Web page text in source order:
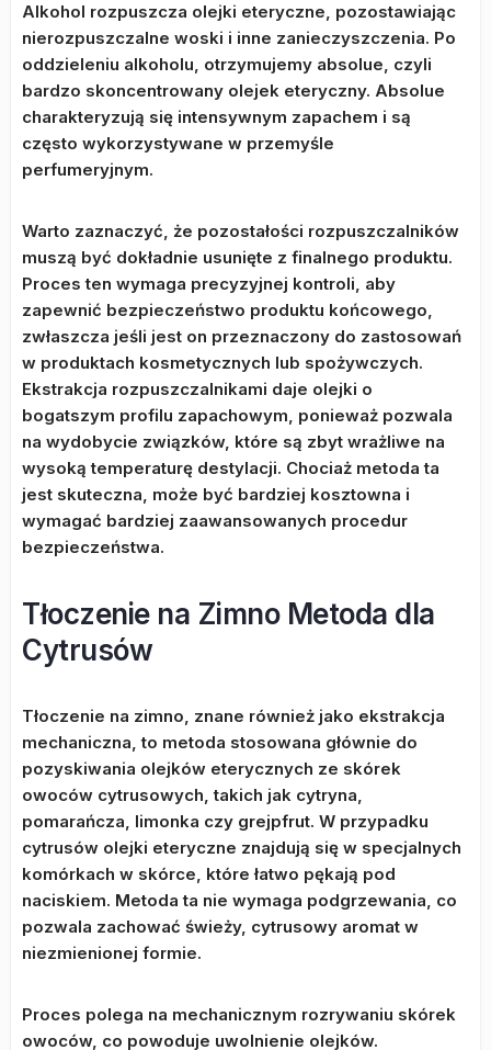
Alkohol rozpuszcza olejki eteryczne, pozostawiając
nierozpuszczalne woski i inne zanieczyszczenia. Po
oddzieleniu alkoholu, otrzymujemy absolue, czyli
bardzo skoncentrowany olejek eteryczny. Absolue
charakteryzują się intensywnym zapachem i są
często wykorzystywane w przemyśle
perfumeryjnym.
Warto zaznaczyć, że pozostałości rozpuszczalników
muszą być dokładnie usunięte z finalnego produktu.
Proces ten wymaga precyzyjnej kontroli, aby
zapewnić bezpieczeństwo produktu końcowego,
zwłaszcza jeśli jest on przeznaczony do zastosowań
w produktach kosmetycznych lub spożywczych.
Ekstrakcja rozpuszczalnikami daje olejki o
bogatszym profilu zapachowym, ponieważ pozwala
na wydobycie związków, które są zbyt wrażliwe na
wysoką temperaturę destylacji. Chociaż metoda ta
jest skuteczna, może być bardziej kosztowna i
wymagać bardziej zaawansowanych procedur
bezpieczeństwa.
Tłoczenie na Zimno Metoda dla
Cytrusów
Tłoczenie na zimno, znane również jako ekstrakcja
mechaniczna, to metoda stosowana głównie do
pozyskiwania olejków eterycznych ze skórek
owoców cytrusowych, takich jak cytryna,
pomarańcza, limonka czy grejpfrut. W przypadku
cytrusów olejki eteryczne znajdują się w specjalnych
komórkach w skórce, które łatwo pękają pod
naciskiem. Metoda ta nie wymaga podgrzewania, co
pozwala zachować świeży, cytrusowy aromat w
niezmienionej formie.
Proces polega na mechanicznym rozrywaniu skórek
owoców, co powoduje uwolnienie olejków.